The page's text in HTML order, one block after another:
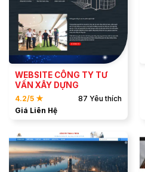
XEM DEMO
WEBSITE CÔNG TY TƯ
VẤN XÂY DỰNG
4.2/5 ★
87 Yêu thích
Giá Liên Hệ